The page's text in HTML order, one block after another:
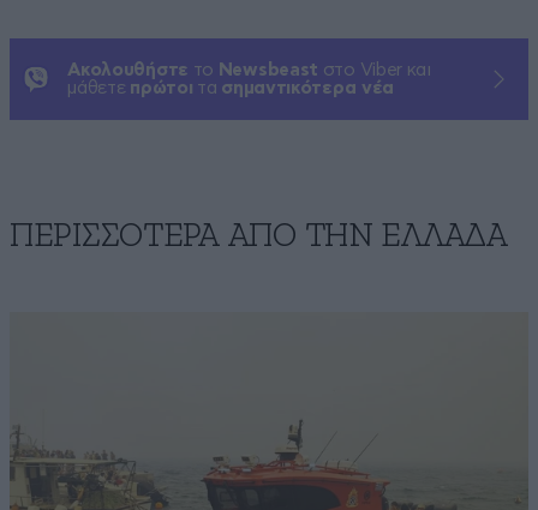
Ακολουθήστε το Newsbeast στο Viber και
μάθετε πρώτοι τα σημαντικότερα νέα
ΠΕΡΙΣΣΟΤΕΡΑ ΑΠΟ ΤΗΝ ΕΛΛΑΔΑ